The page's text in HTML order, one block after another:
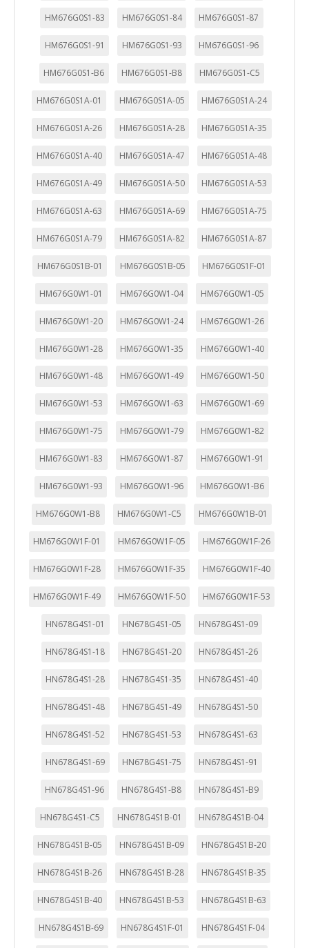
HM676G0S1-83 HM676G0S1-84 HM676G0S1-87
HM676G0S1-91 HM676G0S1-93 HM676G0S1-96
HM676G0S1-B6 HM676G0S1-B8 HM676G0S1-C5
HM676G0S1A-01 HM676G0S1A-05 HM676G0S1A-24
HM676G0S1A-26 HM676G0S1A-28 HM676G0S1A-35
HM676G0S1A-40 HM676G0S1A-47 HM676G0S1A-48
HM676G0S1A-49 HM676G0S1A-50 HM676G0S1A-53
HM676G0S1A-63 HM676G0S1A-69 HM676G0S1A-75
HM676G0S1A-79 HM676G0S1A-82 HM676G0S1A-87
HM676G0S1B-01 HM676G0S1B-05 HM676G0S1F-01
HM676G0W1-01 HM676G0W1-04 HM676G0W1-05
HM676G0W1-20 HM676G0W1-24 HM676G0W1-26
HM676G0W1-28 HM676G0W1-35 HM676G0W1-40
HM676G0W1-48 HM676G0W1-49 HM676G0W1-50
HM676G0W1-53 HM676G0W1-63 HM676G0W1-69
HM676G0W1-75 HM676G0W1-79 HM676G0W1-82
HM676G0W1-83 HM676G0W1-87 HM676G0W1-91
HM676G0W1-93 HM676G0W1-96 HM676G0W1-B6
HM676G0W1-B8 HM676G0W1-C5 HM676G0W1B-01
HM676G0W1F-01 HM676G0W1F-05 HM676G0W1F-26
HM676G0W1F-28 HM676G0W1F-35 HM676G0W1F-40
HM676G0W1F-49 HM676G0W1F-50 HM676G0W1F-53
HN678G4S1-01 HN678G4S1-05 HN678G4S1-09
HN678G4S1-18 HN678G4S1-20 HN678G4S1-26
HN678G4S1-28 HN678G4S1-35 HN678G4S1-40
HN678G4S1-48 HN678G4S1-49 HN678G4S1-50
HN678G4S1-52 HN678G4S1-53 HN678G4S1-63
HN678G4S1-69 HN678G4S1-75 HN678G4S1-91
HN678G4S1-96 HN678G4S1-B8 HN678G4S1-B9
HN678G4S1-C5 HN678G4S1B-01 HN678G4S1B-04
HN678G4S1B-05 HN678G4S1B-09 HN678G4S1B-20
HN678G4S1B-26 HN678G4S1B-28 HN678G4S1B-35
HN678G4S1B-40 HN678G4S1B-53 HN678G4S1B-63
HN678G4S1B-69 HN678G4S1F-01 HN678G4S1F-04